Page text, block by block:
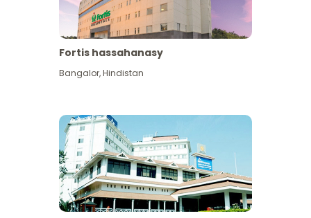
Fortis hassahanasy
Bangalor,Hindistan